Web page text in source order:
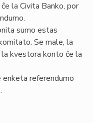
la Civita Banko, por
sumo estas
Se male, la
kvestora konto ĉe la
enketa referendumo